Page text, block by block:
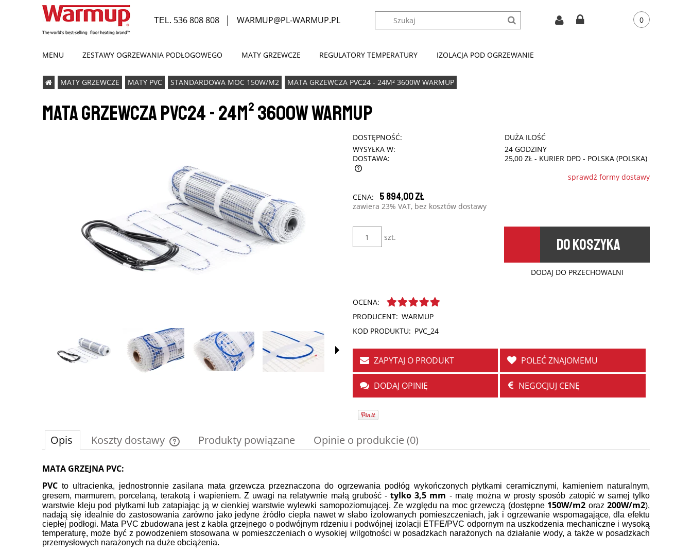
TEL. 536 808 808 │WARMUP@PL-WARMUP.PL
MENU ZESTAWY OGRZEWANIA PODŁOGOWEGO MATY GRZEWCZE REGULATORY TEMPERATURY IZOLACJA POD OGRZEWANIE
ODPAROWYWACZE LUSTER PROMOCJA
MATY GRZEWCZE MATY PVC STANDARDOWA MOC 150W/M2 MATA GRZEWCZA PVC24 - 24M² 3600W WARMUP
MATA GRZEWCZA PVC24 - 24M² 3600W WARMUP
DOSTĘPNOŚĆ:
DUŻA ILOŚĆ
WYSYŁKA W:
24 GODZINY
DOSTAWA:
25,00 ZŁ - KURIER DPD - POLSKA (POLSKA)
CENA NIE ZAWIERA EWENTUALNYCH
KOSZTÓW PŁATNOŚCI
sprawdź formy dostawy
CENA: 5 894,00 zł
zawiera 23% VAT, bez kosztów dostawy
szt. DO KOSZYKA
DODAJ DO PRZECHOWALNI
OCENA:
PRODUCENT: WARMUP
KOD PRODUKTU: PVC_24
ZAPYTAJ O PRODUKT POLEĆ ZNAJOMEMU
DODAJ OPINIĘ NEGOCJUJ CENĘ
Opis Koszty dostawy Produkty powiązane Opinie o produkcie (0)
MATA GRZEJNA PVC:
PVC to ultracienka, jednostronnie zasilana mata grzewcza przeznaczona do ogrzewania podłóg wykończonych płytkami ceramicznymi, kamieniem naturalnym,
gresem, marmurem, porcelaną, terakotą i wapieniem. Z uwagi na relatywnie małą grubość -tylko 3,5 mm - matę można w prosty sposób zatopić w samej tylko
warstwie kleju pod płytkami lub zatapiając ją w cienkiej warstwie wylewki samopoziomującej. Ze względu na moc grzewczą (dostępne 150W/m2 oraz 200W/m2),
nadają się idealnie do zastosowania zarówno jako jedyne źródło ciepła nawet w słabo izolowanych pomieszczeniach, jak i ogrzewanie wspomagające, dla efektu
ciepłej podłogi. Mata PVC zbudowana jest z kabla grzejnego o podwójnym rdzeniu i podwójnej izolacji ETFE/PVC odpornym na uszkodzenia mechaniczne i wysoką
temperaturę, może być z powodzeniem stosowana w pomieszczeniach o wysokiej wilgotności w posadzkach narażonych na działanie wody, a także w posadzkach
przemysłowych narażonych na duże obciążenia.
*Imię i nazwisko:
*Adres email:
* Numer telefonu:
Link do produktu w sklepie konkurencji:
Twoja wiadomość: